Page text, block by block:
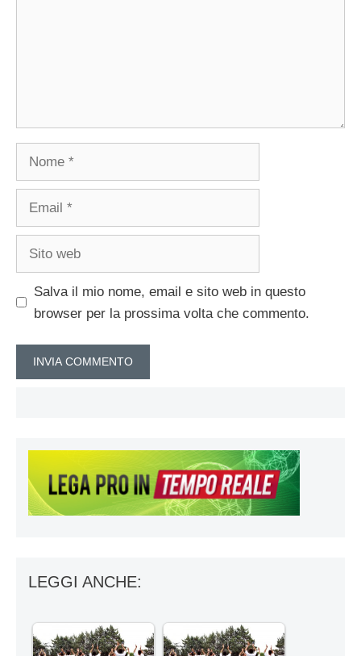
Nome
Email
Sito
Salva il mio nome, email e sito web in questo
browser per la prossima volta che commento.
LEGGI ANCHE: